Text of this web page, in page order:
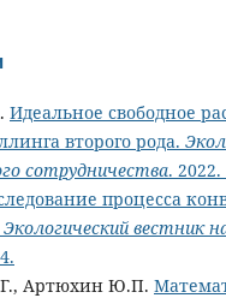
Идеальное свободное
второго рода.
сотрудничества.
процесса
Экологический вестник
Артюхин Ю.П.